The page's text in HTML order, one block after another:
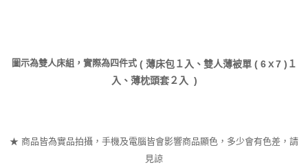
圖示為雙人床組，實際為四件式 ( 薄床包１入、雙人薄被單 ( 6ｘ7 )１
入、薄枕頭套２入 )
★ 商品皆為實品拍攝，手機及電腦皆會影響商品顯色，多少會有色差，請
見諒